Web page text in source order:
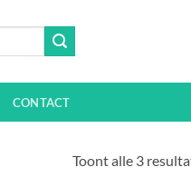
CONTACT
Toont alle 3